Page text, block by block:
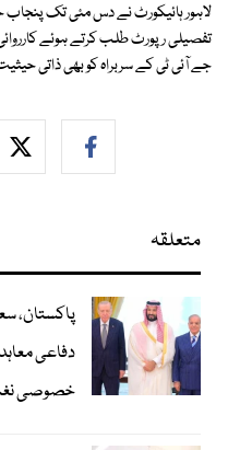
لاہور ہائیکورٹ نے دس مئی تک
جے آئی ٹی کے سربراہ کو بھی ذاتی
متعلقہ
پاکستان،
دفاعی
خصوصی